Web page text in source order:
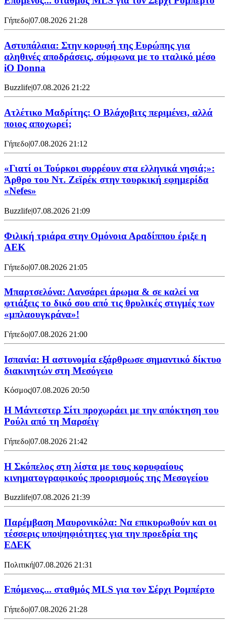
Γήπεδο|07.08.2026 21:28
Αστυπάλαια: Στην κορυφή της Ευρώπης για
αληθινές αποδράσεις, σύμφωνα με το ιταλικό μέσο
iO Donna
Buzzlife|07.08.2026 21:22
Ατλέτικο Μαδρίτης: Ο Βλάχοβιτς περιμένει, αλλά
ποιος αποχωρεί;
Γήπεδο|07.08.2026 21:12
«Γιατί οι Τούρκοι συρρέουν στα ελληνικά νησιά;»:
Άρθρο του Ντ. Ζεϊρέκ στην τουρκική εφημερίδα
«Nefes»
Buzzlife|07.08.2026 21:09
Φιλική τριάρα στην Ομόνοια Αραδίππου έριξε η
ΑΕΚ
Γήπεδο|07.08.2026 21:05
Μπαρτσελόνα: Λανσάρει άρωμα & σε καλεί να
φτιάξεις το δικό σου από τις θρυλικές στιγμές των
«μπλαουγκράνα»!
Γήπεδο|07.08.2026 21:00
Ισπανία: Η αστυνομία εξάρθρωσε σημαντικό δίκτυο
διακινητών στη Μεσόγειο
Κόσμος|07.08.2026 20:50
Η Μάντεστερ Σίτι προχωράει με την απόκτηση του
Ρούλι από τη Μαρσέιγ
Γήπεδο|07.08.2026 21:42
Η Σκόπελος στη λίστα με τους κορυφαίους
κινηματογραφικούς προορισμούς της Μεσογείου
Buzzlife|07.08.2026 21:39
Παρέμβαση Μαυρονικόλα: Να επικυρωθούν και οι
τέσσερις υποψηφιότητες για την προεδρία της
ΕΔΕΚ
Πολιτική|07.08.2026 21:31
Επόμενος... σταθμός MLS για τον Σέρχι Ρομπέρτο
Γήπεδο|07.08.2026 21:28